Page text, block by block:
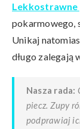
Lekkostrawne
pokarmowego,
Unikaj
długo zalegają
Nasza rada:
piecz. Zupy
podprawiaj